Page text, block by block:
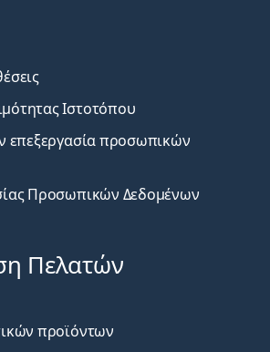
Ιστοτόπου
επεξεργασία προσωπικών
Προσωπικών Δεδομένων
Πελατών
προϊόντων